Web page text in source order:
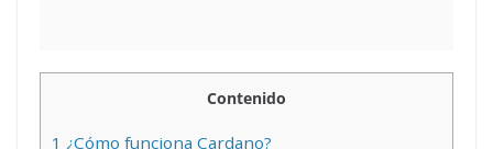
Contenido
1 ¿Cómo funciona Cardano?